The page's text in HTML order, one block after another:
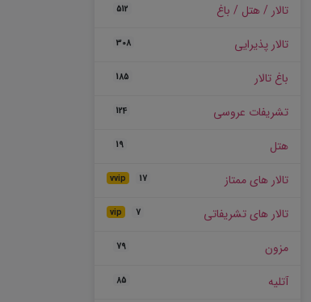
تالار / هتل / باغ 512
تالار پذیرایی 308
باغ تالار 185
تشریفات عروسی 124
هتل 19
تالار های ممتاز vvip 17
تالار های تشریفاتی vip 7
مزون 79
آتلیه 85